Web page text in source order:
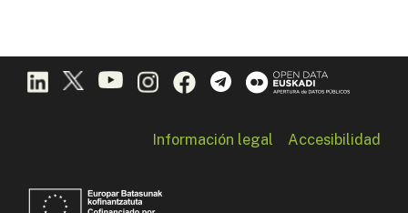
Información legal Accesibilidad